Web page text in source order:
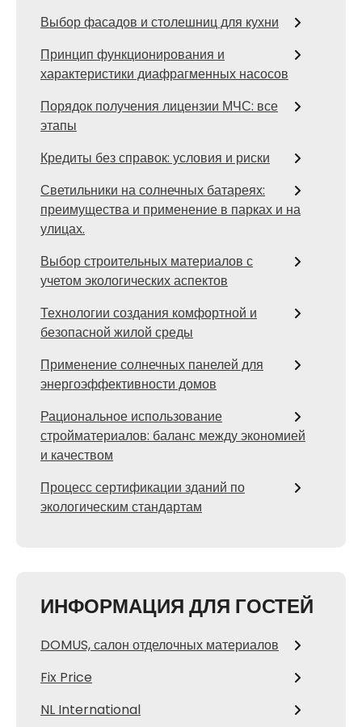
Выбор фасадов и столешниц для кухни
Принцип функционирования и
характеристики диафрагменных насосов
Порядок получения лицензии МЧС: все
этапы
Кредиты без справок: условия и риски
Светильники на солнечных батареях:
преимущества и применение в парках и на
улицах.
Выбор строительных материалов с
учетом экологических аспектов
Технологии создания комфортной и
безопасной жилой среды
Применение солнечных панелей для
энергоэффективности домов
Рациональное использование
стройматериалов: баланс между экономией
и качеством
Процесс сертификации зданий по
экологическим стандартам
ИНФОРМАЦИЯ ДЛЯ ГОСТЕЙ
DOMUS, салон отделочных материалов
Fix Price
NL International